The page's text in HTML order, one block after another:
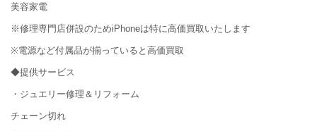
美容家電
※修理専門店併設のためiPhoneは特に高価買取いたします
※電源など付属品が揃っていると高価買取
◆提供サービス
・ジュエリー修理＆リフォーム
チェーン切れ